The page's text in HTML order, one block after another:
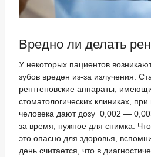
Вредно ли делать
У некоторых пациентов
зубов вреден из-за излучения.
рентгеновские аппараты,
стоматологических клиниках, при
человека дают дозу 0,002 —
за время, нужное для снимка.
это опасно для здоровья,
день считается, что в